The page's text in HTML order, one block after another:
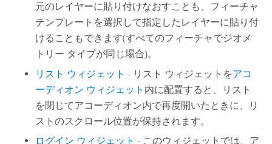
元のレイヤーに貼り付けなおすことも、フィーチャ
テンプレートを選択して指定したレイヤーに貼り付
けることもできます(すべてのフィーチャでジオメ
トリー タイプが同じ場合)。
リスト ウィジェット - リスト ウィジェットをアコ
ーディオン ウィジェット 内に配置すると、リスト
を閉じてアコーディオン内で再度開いたときに、リ
ストのスクロール位置が保持されます。
ログイン ウィジェット - このウィジェットでは、ア